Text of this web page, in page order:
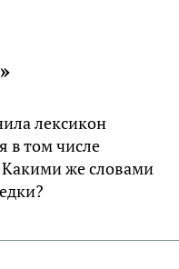
лексикон
в том числе
Какими же словами